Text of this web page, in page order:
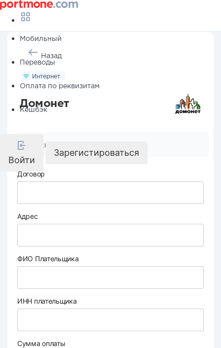
Мобильный
Переводы
Оплата по реквизитам
Кешбэк
Войти
Зарегистироваться
Назад
Интернет
Домонет
Реквизиты компании
Договор
Адрес
ФИО Плательщика
ИНН плательщика
Сумма оплаты